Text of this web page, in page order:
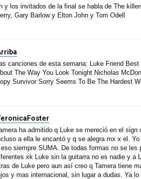
y los invitados de la final se habla de The
Gary Barlow y Elton John y Tom Odell
canciones de esta semana: Luke Friend
The Way You Look Tonight Nicholas
Survivor Sorry Seems To Be The Hardest
ha admitido q Luke se mereció en el
a ella le encantó y q se alegra mx x el.
siempre SUMA. De todas formas no se
xk Luke sin la guitarra no es nadie y a
de Luke pero aun así creo q Tamera tiene
y mas internacional, sin lugar a dudas. Ya